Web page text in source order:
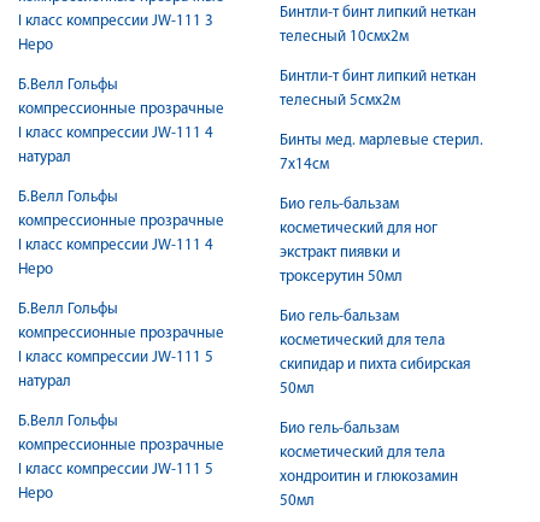
I класс компрессии JW-111 3
Неро
Б.Велл Гольфы
компрессионные прозрачные
I класс компрессии JW-111 4
натурал
Б.Велл Гольфы
компрессионные прозрачные
I класс компрессии JW-111 4
Неро
Б.Велл Гольфы
компрессионные прозрачные
I класс компрессии JW-111 5
натурал
Б.Велл Гольфы
компрессионные прозрачные
I класс компрессии JW-111 5
Неро
Бинтли-т бинт липкий неткан
телесный 10смx2м
Бинтли-т бинт липкий неткан
телесный 5смx2м
Бинты мед. марлевые стерил.
7х14см
Био гель-бальзам
косметический для ног
экстракт пиявки и
троксерутин 50мл
Био гель-бальзам
косметический для тела
скипидар и пихта сибирская
50мл
Био гель-бальзам
косметический для тела
хондроитин и глюкозамин
50мл